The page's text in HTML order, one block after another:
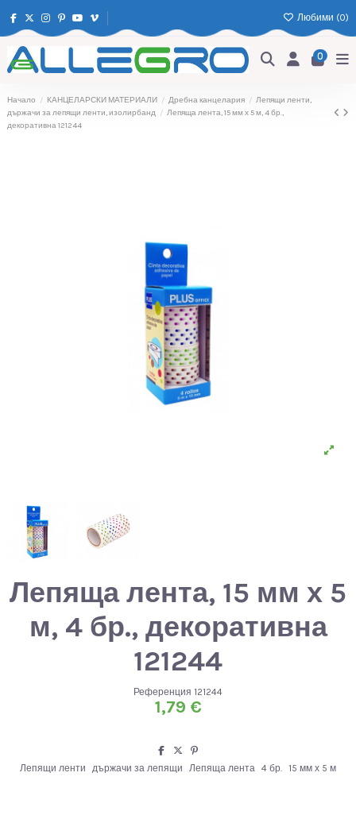
Любими (0)
0
Начало КАНЦЕЛАРСКИ МАТЕРИАЛИ Дребна канцелария
Лепящи ленти,
държачи за лепящи ленти, изолирбанд
Лепяща лента, 15 мм х 5 м, 4 бр.,
декоративна 121244
Лепяща лента, 15 мм х 5
м, 4 бр., декоративна
121244
Референция 121244
1,79 €
Лепящи ленти държачи за лепящи Лепяща лента 4 бр. 15 мм х 5 м